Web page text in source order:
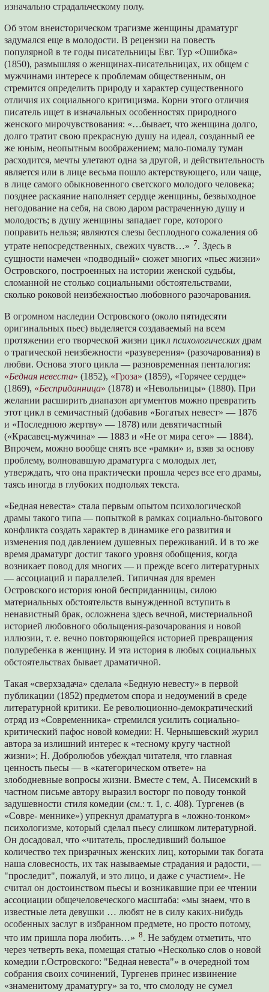
изначально страдальческому полу.
Об этом внеисторическом трагизме женщины драматург
задумался еще в молодости. В рецензии на повесть
популярной в те годы писательницы Евг. Тур «Ошибка»
(1850), размышляя о женщинах-писательницах, их общем с
мужчинами интересе к проблемам общественным, он
стремится определить природу и характер существенного
отличия их социального критицизма. Корни этого отличия
писатель ищет в изначальных особенностях природного
женского мирочувствования: «…бывает, что женщина долго,
долго тратит свою прекрасную душу на идеал, созданный ее
же юным, неопытным воображением; мало-помалу туман
расходится, мечты улетают одна за другой, и действительность
является или в лице весьма пошло актерствующего, или чаще,
в лице самого обыкновенного светского молодого человека;
позднее раскаяние наполняет сердце женщины, безвыходное
негодование на себя, на свою даром растраченную душу и
молодость; в душу женщины западает горе, которого
поправить нельзя; являются слезы бесплодного сожаления об
утрате непосредственных, свежих чувств…» 7. Здесь в
сущности намечен «подводный» сюжет многих «пьес жизни»
Островского, построенных на истории женской судьбы,
сломанной не столько социальными обстоятельствами,
сколько роковой неизбежностью любовного разочарования.
В огромном наследии Островского (около пятидесяти
оригинальных пьес) выделяется создаваемый на всем
протяжении его творческой жизни циклпсихологических драм
о трагической неизбежности «разуверения» (разочарования) в
любви. Основа этого цикла — разновременная пенталогия:
«Бедная невеста» (1852), «Гроза» (1859), «Горячее сердце»
(1869), «Бесприданница» (1878) и «Невольницы» (1880). При
желании расширить диапазон аргументов можно превратить
этот цикл в семичастный (добавив «Богатых невест» — 1876
и «Последнюю жертву» — 1878) или девятичастный
(«Красавец-мужчина» — 1883 и «Не от мира сего» — 1884).
Впрочем, можно вообще снять все «рамки» и, взяв за основу
проблему, волновавшую драматурга с молодых лет,
утверждать, что она практически прошла через все его драмы,
таясь иногда в глубоких подпольях текста.
«Бедная невеста» стала первым опытом психологической
драмы такого типа — попыткой в рамках социально-бытового
конфликта создать характер в динамике его развития и
изменения под давлением душевных переживаний. И в то же
время драматург достиг такого уровня обобщения, когда
возникает повод для многих — и прежде всего литературных
— ассоциаций и параллелей. Типичная для времен
Островского история юной бесприданницы, силою
материальных обстоятельств вынужденной вступить в
ненавистный брак, осложнена здесь вечной, мистериальной
историей любовного обольщения-разочарования и новой
иллюзии, т. е. вечно повторяющейся историей превращения
полуребенка в женщину. И эта история в любых социальных
обстоятельствах бывает драматичной.
Такая «сверхзадача» сделала «Бедную невесту» в первой
публикации (1852) предметом спора и недоумений в среде
литературной критики. Ее революционно-демократический
отряд из «Современника» стремился усилить социально-
критический пафос новой комедии: Н. Чернышевский журил
автора за излишний интерес к «тесному кругу частной
жизни»; Н. Добролюбов убеждал читателя, что главная
ценность пьесы — в «категорическом ответе» на
злободневные вопросы жизни. Вместе с тем, А. Писемский в
частном письме автору выразил восторг по поводу тонкой
задушевности стиля комедии (см.: т. 1, с. 408). Тургенев (в
«Совре- меннике») упрекнул драматурга в «ложно-тонком»
психологизме, который сделал пьесу слишком литературной.
Он досадовал, что «читатель, проследивший большое
количество тех призрачных женских лиц, которыми так богата
наша словесность, их так называемые страдания и радости, —
"проследит", пожалуй, и это лицо, и даже с участием». Не
считал он достоинством пьесы и возникавшие при ее чтении
ассоциации общечеловеческого масштаба: «мы знаем, что в
известные лета девушки … любят не в силу каких-нибудь
особенных заслуг в избранном предмете, но просто потому,
что им пришла пора любить…» 8. Не забудем отметить, что
через четверть века, помещая статью «Несколько слов о новой
комедии г.Островского: "Бедная невеста"» в очередной том
собрания своих сочинений, Тургенев принес извинение
«знаменитому драматургу» за то, что смолоду не сумел